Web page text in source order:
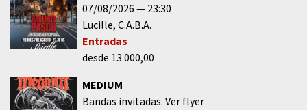
07/08/2026
23:30
Lucille C.A.B.A.
Entradas
desde 13.000,00
MEDIUM
Bandas invitadas: Ver flyer